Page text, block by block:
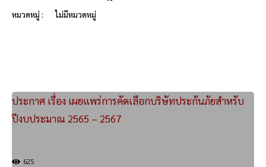
หมวดหมู่ : ไม่มีหมวดหมู่
ประกาศ เรื่อง เผยแพร่การคัดเลือกบริษัทประกันภัยสำหรับ
ปีงบประมาณ 2565 – 2567
625